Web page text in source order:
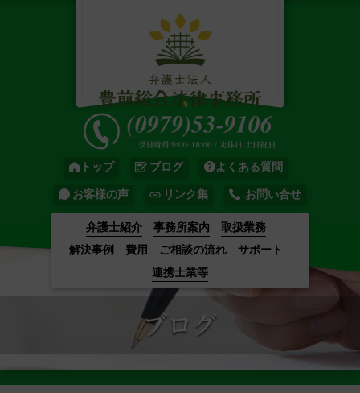
トップ ブログ よくある質問
お客様の声 リンク集 お問い合せ
弁護士紹介 事務所案内
取扱業務
解決事例
費用 ご相談の流れ
サポート
連携士業等